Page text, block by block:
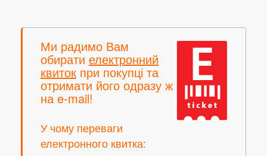
Ми радимо Вам
обирати електронний
квиток при покупці та
отримати його одразу ж
на e-mail!
У чому переваги
електронного квитка: